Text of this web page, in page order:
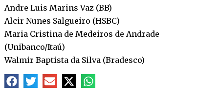
Andre Luis Marins Vaz (BB)
Alcir Nunes Salgueiro (HSBC)
Maria Cristina de Medeiros de Andrade
(Unibanco/Itaú)
Walmir Baptista da Silva (Bradesco)